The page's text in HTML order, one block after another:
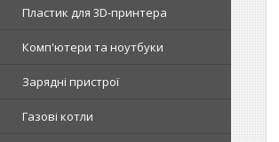
Пластик для 3D-принтера
Комп'ютери та ноутбуки
Зарядні пристрої
Газові котли